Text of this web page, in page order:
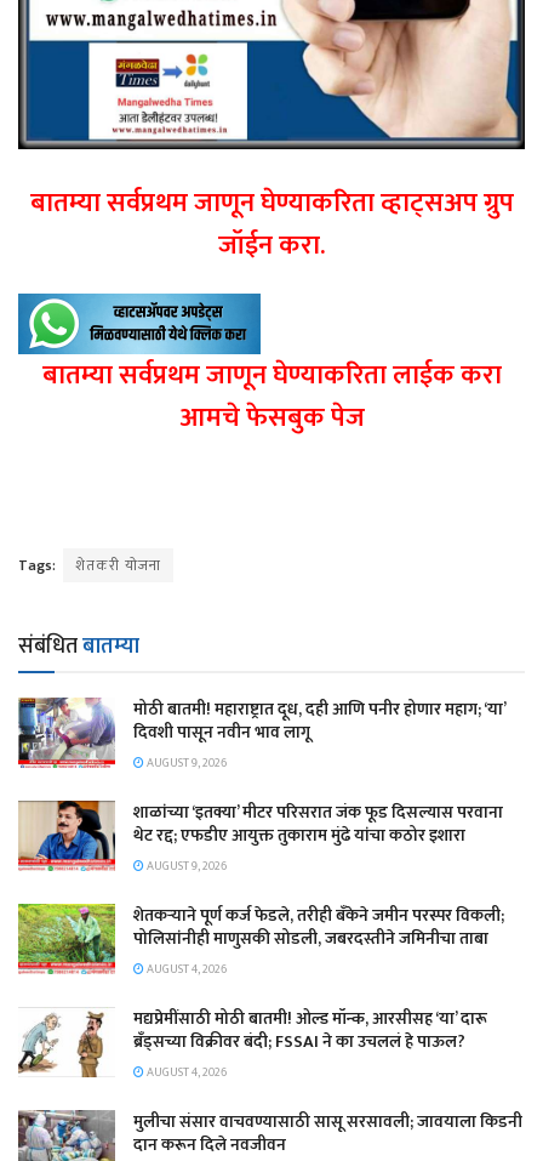
बातम्या सर्वप्रथम जाणून घेण्याकरिता व्हाट्सअप ग्रुप
जॉईन करा.
बातम्या सर्वप्रथम जाणून घेण्याकरिता लाईक करा
आमचे फेसबुक पेज
Tags: शेतकरी योजना
संबंधितबातम्या
मोठी बातमी! महाराष्ट्रात दूध, दही आणि पनीर होणार महाग; ‘या’
दिवशी पासून नवीन भाव लागू
AUGUST 9, 2026
शाळांच्या ‘इतक्या’ मीटर परिसरात जंक फूड दिसल्यास परवाना
थेट रद्द; एफडीए आयुक्त तुकाराम मुंढे यांचा कठोर इशारा
AUGUST 9, 2026
शेतकऱ्याने पूर्ण कर्ज फेडले, तरीही बँकेने जमीन परस्पर विकली;
पोलिसांनीही माणुसकी सोडली, जबरदस्तीने जमिनीचा ताबा
AUGUST 4, 2026
मद्यप्रेमींसाठी मोठी बातमी! ओल्ड मॉन्क, आरसीसह ‘या’ दारू
ब्रँड्सच्या विक्रीवर बंदी; FSSAI ने का उचललं हे पाऊल?
AUGUST 4, 2026
मुलीचा संसार वाचवण्यासाठी सासू सरसावली; जावयाला किडनी
दान करून दिले नवजीवन